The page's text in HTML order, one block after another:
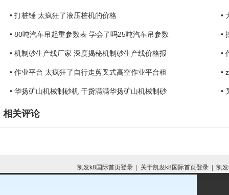
• 打桩锤 太疯狂了液压桩机的价格 •
• 80吨汽车吊起重参数表 学会了吗25吨汽车吊参数 •
• 机制砂生产线厂家 深度揭秘机制砂生产线价格报 •
• 作业平台 太疯狂了自行走剪叉式高空作业平台租 •
• 华扬矿山机械制砂机 干货满满华扬矿山机械制砂 •
相关评论
凯发k8国际首页登录 关于凯发k8国际首页登录 凯